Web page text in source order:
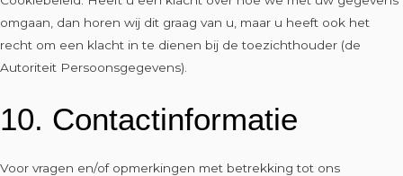
omgaan, dan horen wij dit graag van u, maar u heeft ook het
recht om een klacht in te dienen bij de toezichthouder (de
Autoriteit Persoonsgegevens).
10. Contactinformatie
Voor vragen en/of opmerkingen met betrekking tot ons